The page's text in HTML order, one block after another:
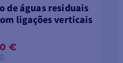
de águas residuais
ligações verticais
€